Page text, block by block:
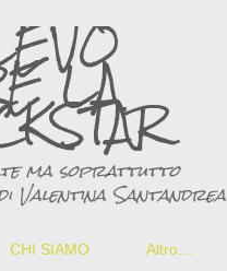
Passa ai contenuti principali
LA
ma soprattutto
Valentina Santandrea
CHI SIAMO Altro…